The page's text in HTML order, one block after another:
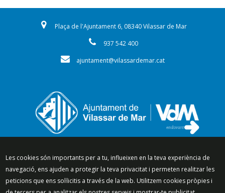
Plaça de l'Ajuntament 6, 08340 Vilassar de Mar
937 542 400
ajuntament@vilassardemar.cat
Segueix-nos a:
Les cookies són importants per a tu, influeixen en la teva experiència de
navegació, ens ajuden a protegir la teva privacitat i permeten realitzar les
peticions que ens sol·licitis a través de la web. Utilitzem cookies pròpies i